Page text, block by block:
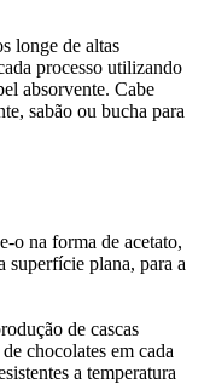
longe de altas
processo utilizando
absorvente. Cabe
sabão ou bucha para
o na forma de acetato,
superfície plana, para a
de cascas
chocolates em cada
a temperatura